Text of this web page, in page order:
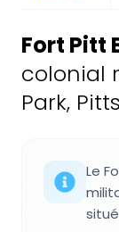
Fort Pitt
colonial
Park,
Le